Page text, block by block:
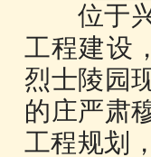
位于
工程建设
烈士陵园
的庄严肃
工程规划